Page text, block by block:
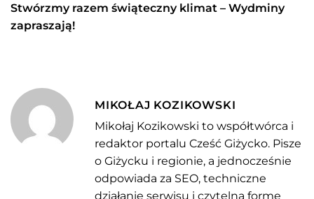
Stwórzmy razem świąteczny klimat – Wydminy
zapraszają!
MIKOŁAJ KOZIKOWSKI
Mikołaj Kozikowski to współtwórca i
redaktor portalu Cześć Giżycko. Pisze
o Giżycku i regionie, a jednocześnie
odpowiada za SEO, techniczne
działanie serwisu i czytelną formę